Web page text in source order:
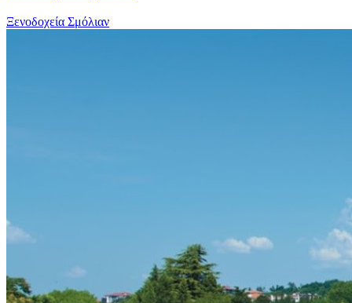
Ξενοδοχεία Σμόλιαν